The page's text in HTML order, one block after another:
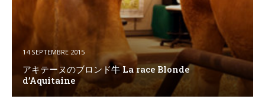
14 SEPTEMBRE 2015
アキテーヌのブロンド牛 La race Blonde
d’Aquitaine